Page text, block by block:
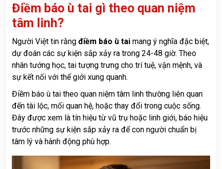
Điềm báo ù tai gì theo quan niệm
tâm linh?
Người Việt tin rằng điềm báo ù tai mang ý nghĩa đặc biệt,
dự đoán các sự kiện sắp xảy ra trong 24-48 giờ. Theo
nhân tướng học, tai tượng trưng cho trí tuệ, vận mệnh, và
sự kết nối với thế giới xung quanh.
Điềm báo ù tai theo quan niệm tâm linh thường liên quan
đến tài lộc, mối quan hệ, hoặc thay đổi trong cuộc sống.
Đây được xem là tín hiệu từ vũ trụ hoặc linh giới, báo hiệu
trước những sự kiện sắp xảy ra để con người chuẩn bị
tâm lý và hành động phù hợp.